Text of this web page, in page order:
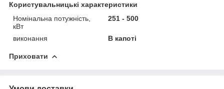
Користувальницькі характеристики
Номінальна потужність,
кВт
251 - 500
виконання В капоті
Приховати